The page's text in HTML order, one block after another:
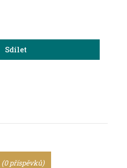
Sdílet
(0 příspěvků)